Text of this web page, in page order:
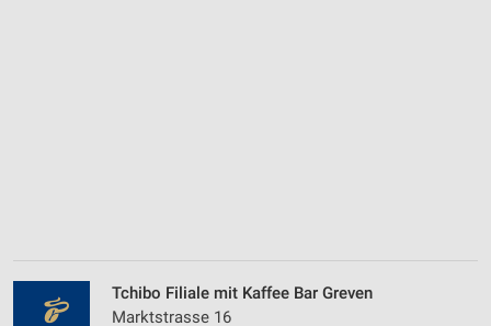
Tchibo Filiale mit Kaffee Bar Greven
Marktstrasse 16